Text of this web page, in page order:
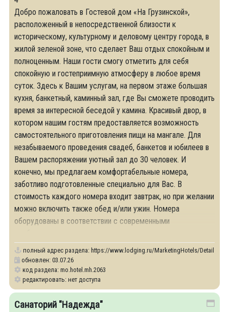
Добро пожаловать в Гостевой дом «На Грузинской»,
расположенный в непосредственной близости к
историческому, культурному и деловому центру города, в
жилой зеленой зоне, что сделает Ваш отдых спокойным и
полноценным. Наши гости смогу отметить для себя
спокойную и гостеприимную атмосферу в любое время
суток. Здесь к Вашим услугам, на первом этаже большая
кухня, банкетный, каминный зал, где Вы сможете проводить
время за интересной беседой у камина. Красивый двор, в
котором нашим гостям предоставляется возможность
самостоятельного приготовления пищи на мангале. Для
незабываемого проведения свадеб, банкетов и юбилеев в
Вашем распоряжении уютный зал до 30 человек. И
конечно, мы предлагаем комфортабельные номера,
заботливо подготовленные специально для Вас. В
стоимость каждого номера входит завтрак, но при желании
можно включить также обед и/или ужин. Номера
оборудованы в соответствии с современными
полный адрес раздела: https://www.lodging.ru/MarketingHotels/Details/
обновлен: 03.07.26
код раздела: mo.hotel.mh.2063
редактировать: нет доступа
Санаторий "Надежда"